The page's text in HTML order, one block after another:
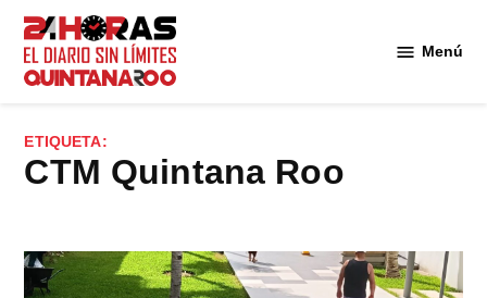
Saltar
contenido
Menú
ETIQUETA:
CTM Quintana Roo